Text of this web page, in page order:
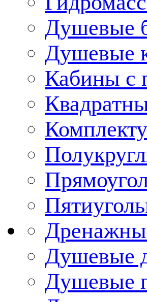
Душевые
Душевые
Кабины с
Душевые
Душевые